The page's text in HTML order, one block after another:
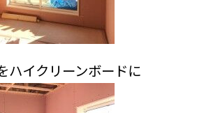
ハイクリーンボードに